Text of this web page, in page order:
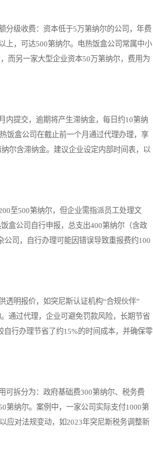
级收费：资本低于5万第纳尔的公司，年费
上，可达500第纳尔。电热饭盒公司常属中小
而另一家大型企业资本50万第纳尔，费用为
提交，逾期将产生滞纳金，每日约10第纳
饭盒公司在截止前一个月通过代理办理，享
尔含滞纳金。建议企业设定内部时间表，以
至500第纳尔，但企业需指派员工处理文
盒公司自行申报，总支出400第纳尔（含政
司，自行办理可能因错误导致重报费约100
明报价，如突尼斯认证机构“合规伙伴”
。通过代理，企业可避免罚款风险，长期节省
行办理节省了约15%的时间成本，并确保零
拆分为：政府基础费300第纳尔、税务费
第纳尔。案例中，一家公司实际支付1000第
应对法规变动，如2023年突尼斯税务调整新